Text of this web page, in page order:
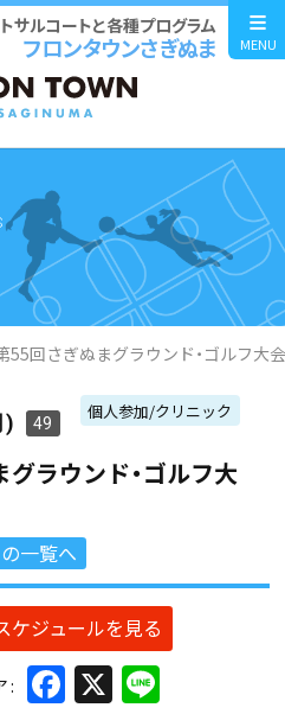
サルコートと各種プログラム
フロンタウンさぎぬま MENU
55回さぎぬまグラウンド・ゴルフ大
) 49
個人参加/クリニック
ラウンド・ゴルフ大
一覧へ
ケジュールを見る
Facebook
X